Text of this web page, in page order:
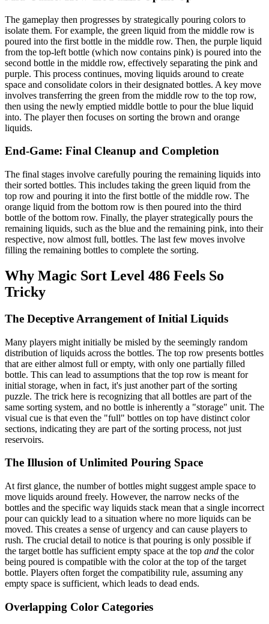
The gameplay then progresses by strategically pouring colors to
isolate them. For example, the green liquid from the middle row is
poured into the first bottle in the middle row. Then, the purple liquid
from the top-left bottle (which now contains pink) is poured into the
second bottle in the middle row, effectively separating the pink and
purple. This process continues, moving liquids around to create
space and consolidate colors in their designated bottles. A key move
involves transferring the green from the middle row to the top row,
then using the newly emptied middle bottle to pour the blue liquid
into. The player then focuses on sorting the brown and orange
liquids.
End-Game: Final Cleanup and Completion
The final stages involve carefully pouring the remaining liquids into
their sorted bottles. This includes taking the green liquid from the
top row and pouring it into the first bottle of the middle row. The
orange liquid from the bottom row is then poured into the third
bottle of the bottom row. Finally, the player strategically pours the
remaining liquids, such as the blue and the remaining pink, into their
respective, now almost full, bottles. The last few moves involve
filling the remaining bottles to complete the sorting.
Why Magic Sort Level 486 Feels So
Tricky
The Deceptive Arrangement of Initial Liquids
Many players might initially be misled by the seemingly random
distribution of liquids across the bottles. The top row presents bottles
that are either almost full or empty, with only one partially filled
bottle. This can lead to assumptions that the top row is meant for
initial storage, when in fact, it's just another part of the sorting
puzzle. The trick here is recognizing that all bottles are part of the
same sorting system, and no bottle is inherently a "storage" unit. The
visual cue is that even the "full" bottles on top have distinct color
sections, indicating they are part of the sorting process, not just
reservoirs.
The Illusion of Unlimited Pouring Space
At first glance, the number of bottles might suggest ample space to
move liquids around freely. However, the narrow necks of the
bottles and the specific way liquids stack mean that a single incorrect
pour can quickly lead to a situation where no more liquids can be
moved. This creates a sense of urgency and can cause players to
rush. The crucial detail to notice is that pouring is only possible if
the target bottle has sufficient empty space at the top and the color
being poured is compatible with the color at the top of the target
bottle. Players often forget the compatibility rule, assuming any
empty space is sufficient, which leads to dead ends.
Overlapping Color Categories